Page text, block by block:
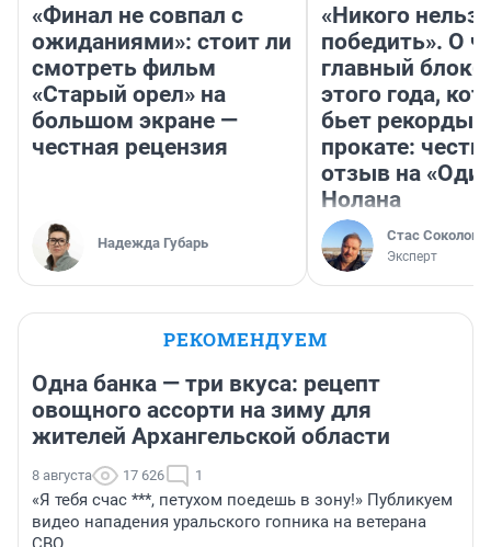
«Финал не совпал с
ожиданиями»: стоит ли
смотреть фильм
«Старый орел» на
большом экране —
честная рецензия
Надежда Губарь
«Никого нельзя
победить». О
главный
этого года,
бьет рекорды в
прокате:
отзыв на
Нолана
Стас Соколов
Эксперт
РЕКОМЕНДУЕМ
Одна банка — три вкуса: рецепт
овощного ассорти на зиму для
жителей Архангельской области
8 августа 17 626 1
«Я тебя счас ***, петухом поедешь в зону!» Публикуем
видео нападения уральского гопника на ветерана